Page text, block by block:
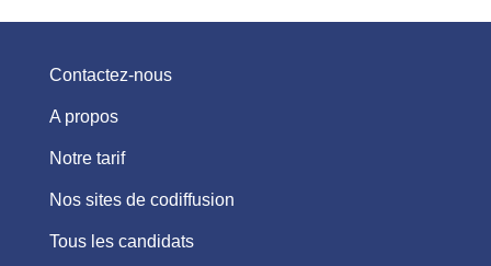
Contactez-nous
A propos
Notre tarif
Nos sites de codiffusion
Tous les candidats